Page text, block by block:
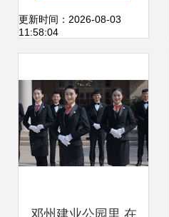
现状
更新时间：2026-08-03
11:58:04
邓州建业公园里 在